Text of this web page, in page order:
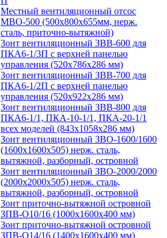
Местный вентиляционный отсос
МВО-500 (500х800х655мм, нерж.
сталь, приточно-вытяжной)
Зонт вентиляционный ЗВВ-600 для
ПКА6-1/3П с верхней панелью
управления (520х786х286 мм)
Зонт вентиляционный ЗВВ-700 для
ПКА6-1/2П с верхней панелью
управления (520х922х286 мм)
Зонт вентиляционный ЗВВ-800 для
ПКА6-1/1, ПКА-10-1/1, ПКА-20-1/1
всех моделей (843х1058х286 мм)
Зонт вентиляционный ЗВО-1600/1600
(1600х1600х505) нерж. сталь,
вытяжной, разборный, островной
Зонт вентиляционный ЗВО-2000/2000
(2000х2000х505) нерж. сталь,
вытяжной, разборный, островной
Зонт приточно-вытяжной островной
ЗПВ-О10/16 (1000х1600х400 мм)
Зонт приточно-вытяжной островной
ЗПВ-О14/16 (1400х1600х400 мм)